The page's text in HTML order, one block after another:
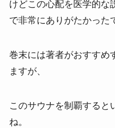
けどこの心配を医学的な
で非常にありがたかった
巻末には著者がおすすめ
ますが、
このサウナを制覇すると
ね。